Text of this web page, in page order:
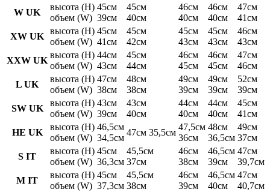
W UK
высота (H)
объем (W)
45см
39см
45см
40см
46см
40см
46см
40см
47см
41см
XW UK
высота (H)
объем (W)
45см
41см
45см
42см
45см
43см
45см
43см
46см
43см
XXW UK
высота (H)
объем (W)
44см
43см
45см
44см
46см
45см
46см
45см
47см
46см
L UK
высота (H)
объем (W)
47см
38см
48см
38см
49см
39см
49см
39см
52см
39см
SW UK
высота (H)
объем (W)
43см
39см
43см
40см
44см
40см
44см
40см
45см
41см
HE UK
высота (H)
объем (W)
46,5см
34,5см
47см 35,5см
47,5см
36см
48см
36,5см
49см
37см
S IT
высота (H)
объем (W)
45см
36,3см
45,5см
37см
46см
38см
46,5см
39см
47см
39,7см
M IT
высота (H)
объем (W)
45см
37,3см
45,5см
38см
46см
39см
46,5см
40см
47см
40,7см